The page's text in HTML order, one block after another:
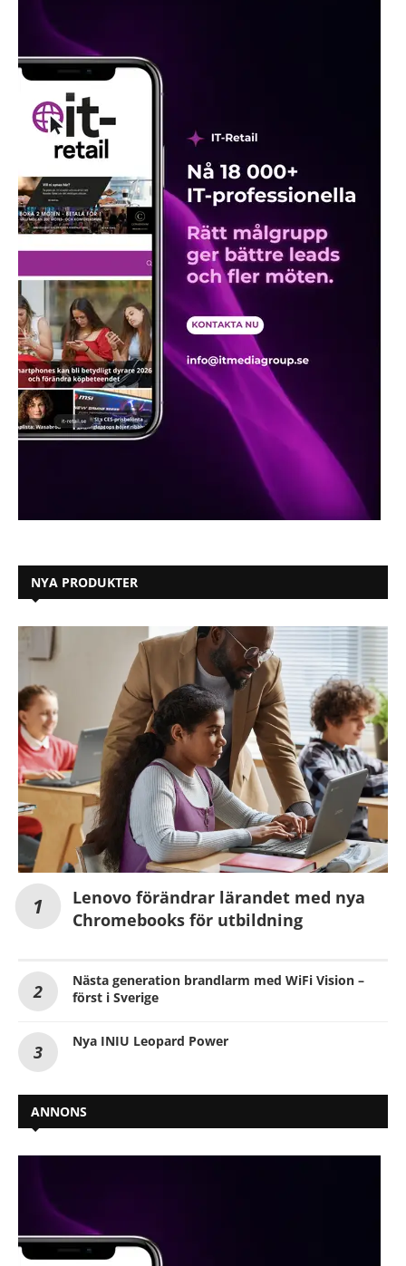
NYA PRODUKTER
Lenovo förändrar lärandet med nya
Chromebooks för utbildning
Nästa generation brandlarm med WiFi Vision –
först i Sverige
Nya INIU Leopard Power
ANNONS